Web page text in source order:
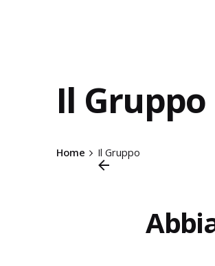
Il Gruppo
Home Il Gruppo